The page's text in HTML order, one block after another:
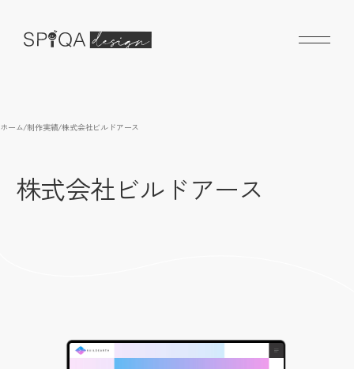
ホーム/制作実績/株式会社ビルドアース
株式会社ビルドアース